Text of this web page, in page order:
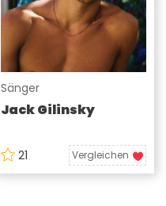
Sänger
Jack Gilinsky
21 Vergleichen